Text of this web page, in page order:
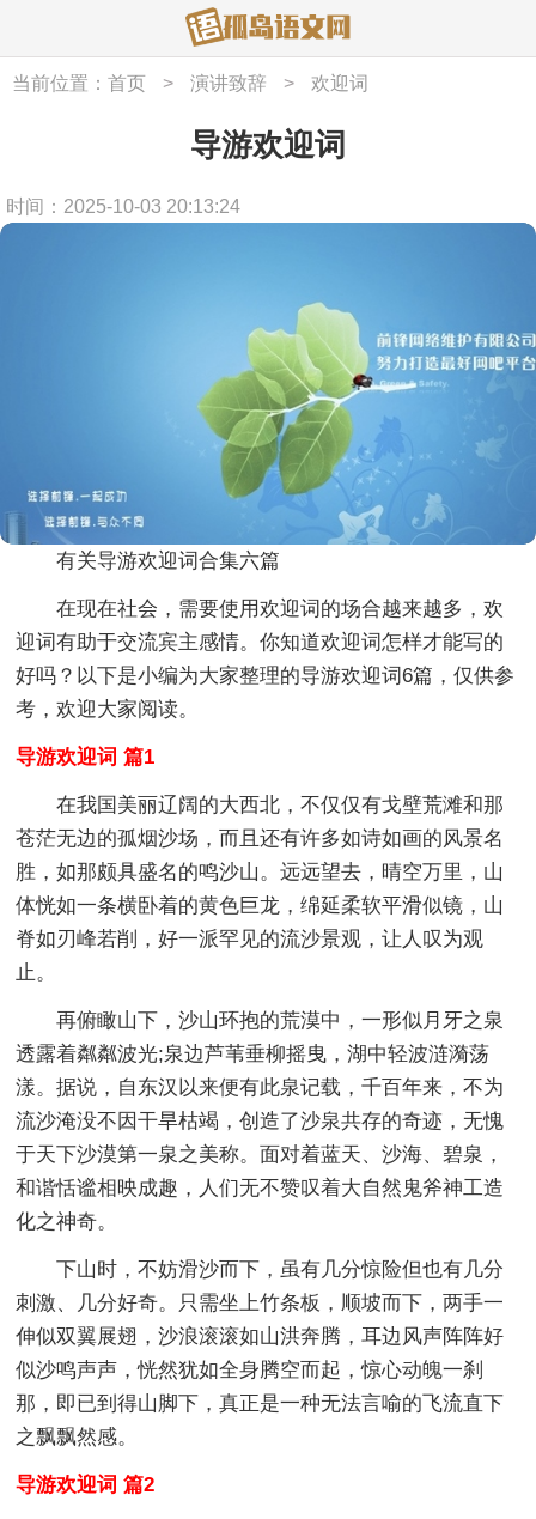
当前位置： 首页 > 演讲致辞 > 欢迎词
导游欢迎词
时间：2025-10-03 20:13:24
有关导游欢迎词合集六篇
在现在社会，需要使用欢迎词的场合越来越多，欢
迎词有助于交流宾主感情。你知道欢迎词怎样才能写的
好吗？以下是小编为大家整理的导游欢迎词6篇，仅供参
考，欢迎大家阅读。
导游欢迎词 篇1
在我国美丽辽阔的大西北，不仅仅有戈壁荒滩和那
苍茫无边的孤烟沙场，而且还有许多如诗如画的风景名
胜，如那颇具盛名的鸣沙山。远远望去，晴空万里，山
体恍如一条横卧着的黄色巨龙，绵延柔软平滑似镜，山
脊如刃峰若削，好一派罕见的流沙景观，让人叹为观
止。
再俯瞰山下，沙山环抱的荒漠中，一形似月牙之泉
透露着粼粼波光;泉边芦苇垂柳摇曳，湖中轻波涟漪荡
漾。据说，自东汉以来便有此泉记载，千百年来，不为
流沙淹没不因干旱枯竭，创造了沙泉共存的奇迹，无愧
于天下沙漠第一泉之美称。面对着蓝天、沙海、碧泉，
和谐恬谧相映成趣，人们无不赞叹着大自然鬼斧神工造
化之神奇。
下山时，不妨滑沙而下，虽有几分惊险但也有几分
刺激、几分好奇。只需坐上竹条板，顺坡而下，两手一
伸似双翼展翅，沙浪滚滚如山洪奔腾，耳边风声阵阵好
似沙鸣声声，恍然犹如全身腾空而起，惊心动魄一刹
那，即已到得山脚下，真正是一种无法言喻的飞流直下
之飘飘然感。
导游欢迎词 篇2